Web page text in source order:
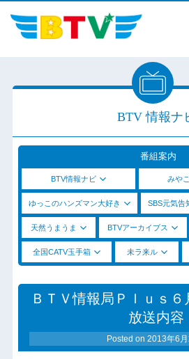
BTV 情報ナ
番組案内
BTV情報ナビ みや
ゆっこのハンズマン大好き SBS元気告
天然うまうま BTVアーカイブス
全国CATV玉手箱 未ラ来ル
ＢＴＶ情報局Ｐｌｕｓ６
放送内容
Posted on 2013年6